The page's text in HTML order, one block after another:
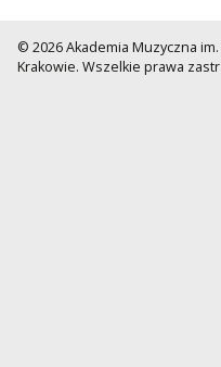
© 2026 Akademia Muzyczna
Krakowie. Wszelkie prawa